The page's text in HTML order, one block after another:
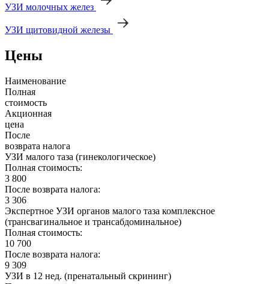
УЗИ молочных желез
УЗИ щитовидной железы
Цены
Наименование
Полная
стоимость
Акционная
цена
После
возврата налога
УЗИ малого таза (гинекологическое)
Полная стоимость:
3 800
После возврата налога:
3 306
Экспертное УЗИ органов малого таза комплексное
(трансвагинальное и трансабдоминальное)
Полная стоимость:
10 700
После возврата налога:
9 309
УЗИ в 12 нед. (пренатальный скрининг)